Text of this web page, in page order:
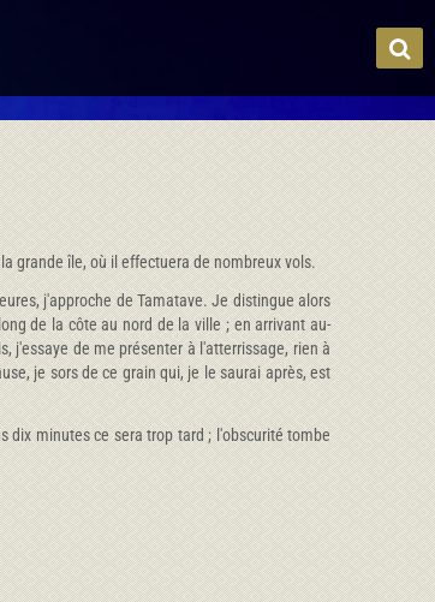
grande île, où il effectuera de nombreux vols.
j'approche de Tamatave. Je distingue alors
de la côte au nord de la ville ; en arrivant au-
j'essaye de me présenter à l'atterrissage, rien à
je sors de ce grain qui, je le saurai après, est
dix minutes ce sera trop tard ; l'obscurité tombe